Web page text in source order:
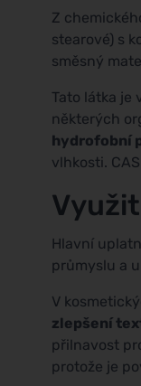
Z
stearové) s
směsný
Tato látka je
některých
hydrofobní
vlhkosti.
Hlavní
průmyslu a
V
zlepšení
přilnavost
protože je